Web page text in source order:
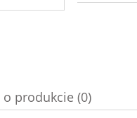
produkcie (0)